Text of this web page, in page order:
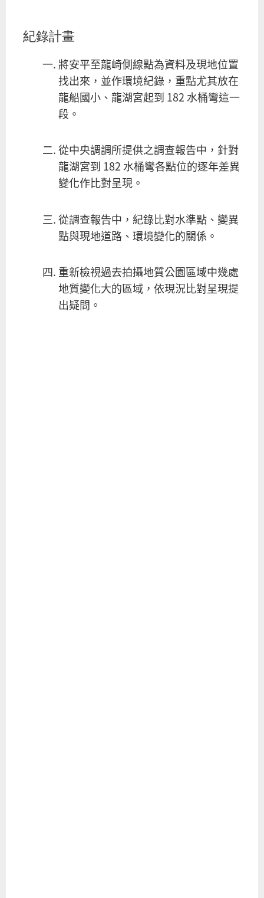
紀錄計畫
將安平至龍崎側線點為資料及現地位置
找出來，並作環境紀錄，重點尤其放在
龍船國小、龍湖宮起到 182 水桶彎這一
段。
從中央調調所提供之調查報告中，針對
龍湖宮到 182 水桶彎各點位的逐年差異
變化作比對呈現。
從調查報告中，紀錄比對水準點、變異
點與現地道路、環境變化的關係。
重新檢視過去拍攝地質公園區域中幾處
地質變化大的區域，依現況比對呈現提
出疑問。